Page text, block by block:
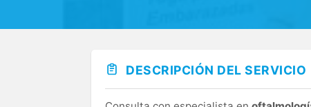
especializado con una visión integral de la
DESCRIPCIÓN DEL SERVICIO